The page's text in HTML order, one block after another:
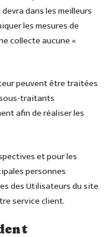
dans les meilleurs
les mesures de
collecte aucune «
peuvent être traitées
traitants
afin de réaliser les
et pour les
personnes
des Utilisateurs du site
service client.